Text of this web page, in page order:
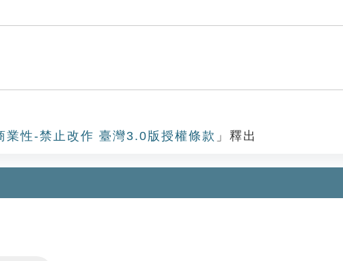
業性-禁止改作 臺灣3.0版授權條款 」釋出